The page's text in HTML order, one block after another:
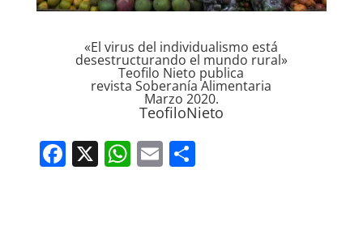
«El virus del individualismo está
desestructurando el mundo rural»
Teofilo Nieto publica
revista Soberanía Alimentaria
Marzo 2020.
TeofiloNieto
F X W E C